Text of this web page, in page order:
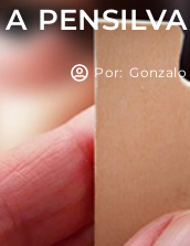
Por: